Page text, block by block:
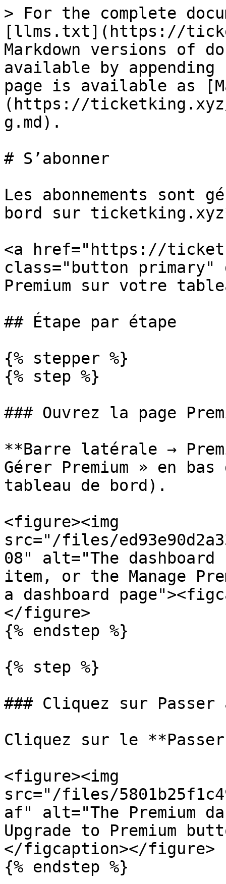
> For the complete
[llms.txt](https://
Markdown versions of
available by
page is available as
(https://
g.md).
# S’abonner
Les abonnements sont
bord sur
<a href="https://
class="button primary"
Premium sur votre
## Étape par étape
{% stepper %}
{% step %}
### Ouvrez la page
**Barre latérale →
Gérer Premium » en
tableau de bord).
<figure><img
src="/files/
08" alt="The
item, or the Manage
a dashboard
</figure>
{% endstep %}
{% step %}
### Cliquez sur Passer
Cliquez sur le **Passer
<figure><img
src="/files/
af" alt="The Premium
Upgrade to Premium
</figcaption></figure>
{% endstep %}